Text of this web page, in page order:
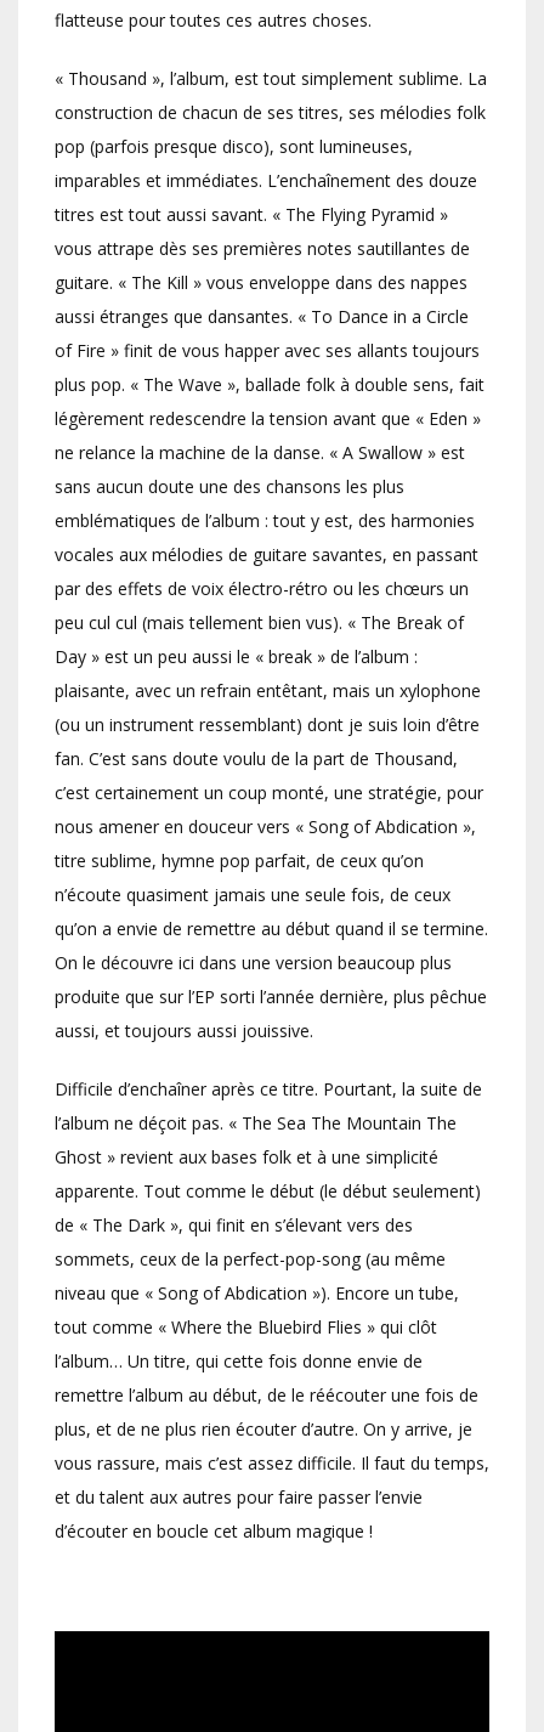
flatteuse pour toutes ces autres choses.
« Thousand », l’album, est tout simplement sublime. La
construction de chacun de ses titres, ses mélodies folk
pop (parfois presque disco), sont lumineuses,
imparables et immédiates. L’enchaînement des douze
titres est tout aussi savant. « The Flying Pyramid »
vous attrape dès ses premières notes sautillantes de
guitare. « The Kill » vous enveloppe dans des nappes
aussi étranges que dansantes. « To Dance in a Circle
of Fire » finit de vous happer avec ses allants toujours
plus pop. « The Wave », ballade folk à double sens, fait
légèrement redescendre la tension avant que « Eden »
ne relance la machine de la danse. « A Swallow » est
sans aucun doute une des chansons les plus
emblématiques de l’album : tout y est, des harmonies
vocales aux mélodies de guitare savantes, en passant
par des effets de voix électro-rétro ou les chœurs un
peu cul cul (mais tellement bien vus). « The Break of
Day » est un peu aussi le « break » de l’album :
plaisante, avec un refrain entêtant, mais un xylophone
(ou un instrument ressemblant) dont je suis loin d’être
fan. C’est sans doute voulu de la part de Thousand,
c’est certainement un coup monté, une stratégie, pour
nous amener en douceur vers « Song of Abdication »,
titre sublime, hymne pop parfait, de ceux qu’on
n’écoute quasiment jamais une seule fois, de ceux
qu’on a envie de remettre au début quand il se termine.
On le découvre ici dans une version beaucoup plus
produite que sur l’EP sorti l’année dernière, plus pêchue
aussi, et toujours aussi jouissive.
Difficile d’enchaîner après ce titre. Pourtant, la suite de
l’album ne déçoit pas. « The Sea The Mountain The
Ghost » revient aux bases folk et à une simplicité
apparente. Tout comme le début (le début seulement)
de « The Dark », qui finit en s’élevant vers des
sommets, ceux de la perfect-pop-song (au même
niveau que « Song of Abdication »). Encore un tube,
tout comme « Where the Bluebird Flies » qui clôt
l’album… Un titre, qui cette fois donne envie de
remettre l’album au début, de le réécouter une fois de
plus, et de ne plus rien écouter d’autre. On y arrive, je
vous rassure, mais c’est assez difficile. Il faut du temps,
et du talent aux autres pour faire passer l’envie
d’écouter en boucle cet album magique !